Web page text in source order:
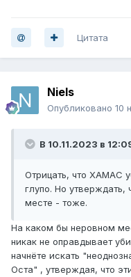
Цитата
Niels
Опубликовано 10
В 10.11.2023 в
Отрицать, что ХАМАС
глупо. Но утверждать,
месте - тоже.
На каком бы неровном
никак не оправдывает
начнёте искать
Оста" , утверждая, что